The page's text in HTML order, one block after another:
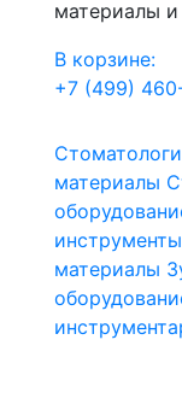
материалы
В корзине:
+7 (499)
материалы
инструменты
материалы